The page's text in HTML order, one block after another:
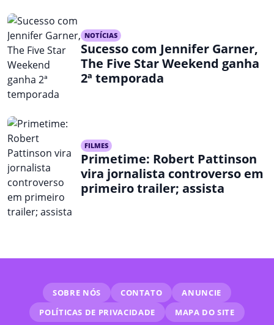
NOTÍCIAS
Sucesso com Jennifer Garner,
The Five Star Weekend ganha
2ª temporada
FILMES
Primetime: Robert Pattinson
vira jornalista controverso em
primeiro trailer; assista
SOBRE NÓS CONTATO
ANUNCIE
POLÍTICAS DE PRIVACIDADE
MAPA DO SITE